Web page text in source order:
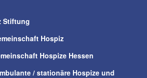
Stiftung
Hospiz
Hospize Hessen
/ stationäre Hospize und